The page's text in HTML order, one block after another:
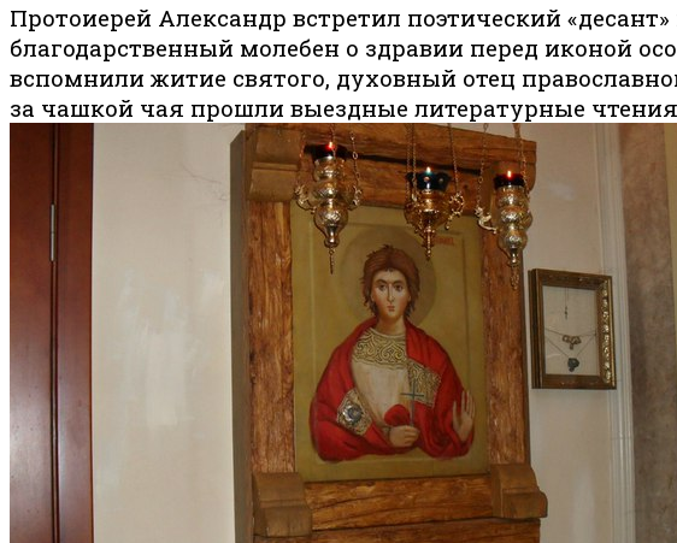
Протоиерей Александр встретил поэтический
благодарственный молебен о здравии перед иконой
вспомнили житие святого, духовный отец
за чашкой чая прошли выездные литературные